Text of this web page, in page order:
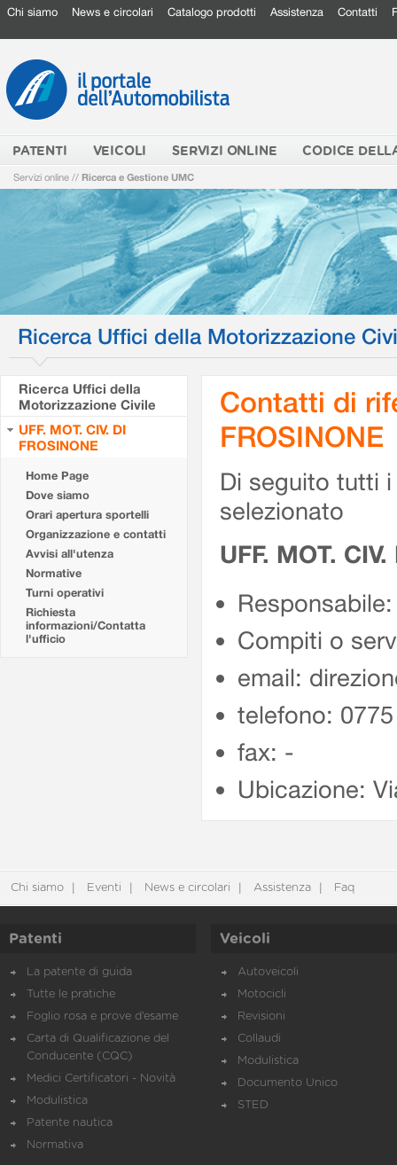
Chi siamo News e circolari Catalogo prodotti Assistenza Contatti
PATENTI VEICOLI SERVIZI ONLINE CODICE
Servizi online // Ricerca e Gestione UMC
Ricerca Uffici della Motorizzazione
Ricerca Uffici della
Motorizzazione Civile
UFF. MOT. CIV. DI
FROSINONE
Home Page
Dove siamo
Orari apertura sportelli
Organizzazione e contatti
Avvisi all'utenza
Normative
Turni operativi
Richiesta
informazioni/Contatta
l'ufficio
Contatti di
FROSINONE
Di seguito tutti
selezionato
UFF. MOT.
Compiti o
email:
telefono:
fax: -
Ubicazione:
Chi siamo Eventi News e circolari Assistenza Faq
Patenti
La patente di guida
Tutte le pratiche
Foglio rosa e prove d’esame
Carta di Qualificazione del
Conducente (CQC)
Medici Certificatori - Novità
Modulistica
Patente nautica
Normativa
Veicoli
Autoveicoli
Motocicli
Revisioni
Collaudi
Modulistica
Documento Unico
STED